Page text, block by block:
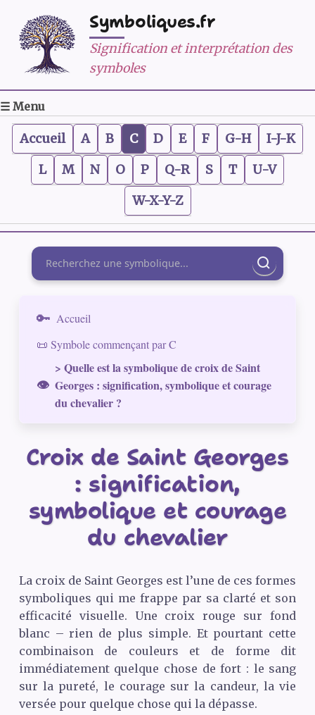
Symboliques.fr
Signification et interprétation des
symboles
☰ Menu
Accueil A B C D E F G-H
I-J-K
L
M N O P Q-R S T
U-V
W-X-Y-Z
Rechercher
Accueil
📜 Symbole commençant par C
> Quelle est la symbolique de croix de Saint
Georges : signification, symbolique et courage
du chevalier ?
Croix de Saint Georges
: signification,
symbolique et courage
du chevalier
La croix de Saint Georges est l’une de ces formes
symboliques qui me frappe par sa clarté et son
efficacité visuelle. Une croix rouge sur fond
blanc – rien de plus simple. Et pourtant cette
combinaison de couleurs et de forme dit
immédiatement quelque chose de fort : le sang
sur la pureté, le courage sur la candeur, la vie
versée pour quelque chose qui la dépasse.